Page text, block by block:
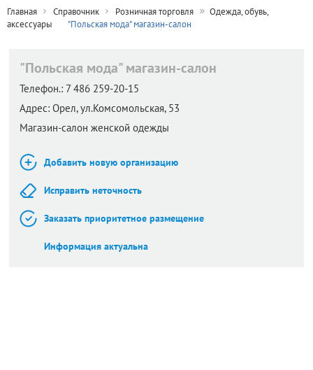
Главная Справочник Розничная торговля
Одежда, обувь,
аксессуары
"Польская мода" магазин-салон
"Польская мода" магазин-салон
Телефон.: 7 486 259-20-15
Адрес: Орел,ул.Комсомольская, 53
Магазин-салон женской одежды
Добавить новую организацию
Исправить неточность
Заказать приоритетное размещение
Информация актуальна